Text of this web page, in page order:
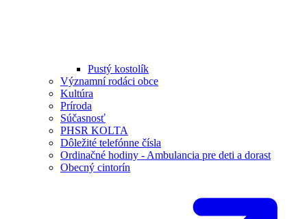
Pustý kostolík
Významní rodáci obce
Kultúra
Príroda
Súčasnosť
PHSR KOLTA
Dôležité telefónne čísla
Ordinačné hodiny - Ambulancia pre deti a dorast
Obecný cintorín